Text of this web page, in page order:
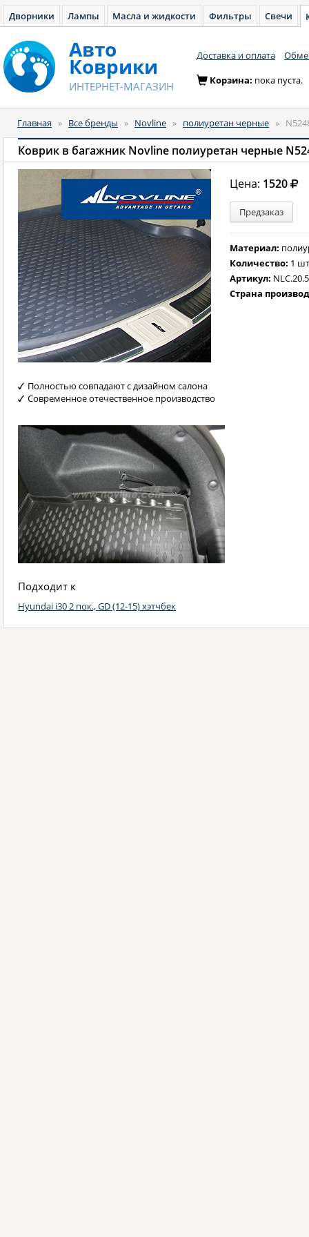
Дворники Лампы Масла и жидкости Фильтры Свечи
Авто
Коврики
ИНТЕРНЕТ-МАГАЗИН
Доставка и оплата
Корзина: пока пуста.
Главная » Все бренды » Novline » полиуретан черные »
Коврик в багажник Novline полиуретан черные
Цена: 1520
Предзаказ
Материал:
Количество: 1
Артикул:
Страна
Полностью совпадают с дизайном салона
Современное отечественное производство
Подходит к
Hyundai i30 2 пок., GD (12-15) хэтчбек